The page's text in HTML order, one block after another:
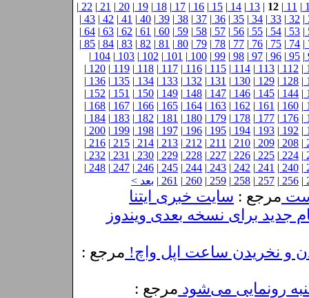
|
11
|
12
|
13
|
14
|
15
|
16
|
17
|
18
|
19
|
20
|
21
|
22
|
|
32
|
33
|
34
|
35
|
36
|
37
|
38
|
39
|
40
|
41
|
42
|
43
|
|
53
|
54
|
55
|
56
|
57
|
58
|
59
|
60
|
61
|
62
|
63
|
64
|
|
74
|
75
|
76
|
77
|
78
|
79
|
80
|
81
|
82
|
83
|
84
|
85
|
|
95
|
96
|
97
|
98
|
99
|
100
|
101
|
102
|
103
|
104
|
|
112
|
113
|
114
|
115
|
116
|
117
|
118
|
119
|
120
|
|
128
|
129
|
130
|
131
|
132
|
133
|
134
|
135
|
136
|
|
144
|
145
|
146
|
147
|
148
|
149
|
150
|
151
|
152
|
|
160
|
161
|
162
|
163
|
164
|
165
|
166
|
167
|
168
|
|
176
|
177
|
178
|
179
|
180
|
181
|
182
|
183
|
184
|
|
192
|
193
|
194
|
195
|
196
|
197
|
198
|
199
|
200
|
|
208
|
209
|
210
|
211
|
212
|
213
|
214
|
215
|
216
|
|
224
|
225
|
226
|
227
|
228
|
229
|
230
|
231
|
232
|
|
240
|
241
|
242
|
243
|
244
|
245
|
246
|
247
|
248
|
|
256
|
257
|
258
|
259
|
260
|
261
| بعد >
مرجع : سایت خبری ایتنا
جدید برای نسخه بعدی ویندوز
مرجع :
مرجع :